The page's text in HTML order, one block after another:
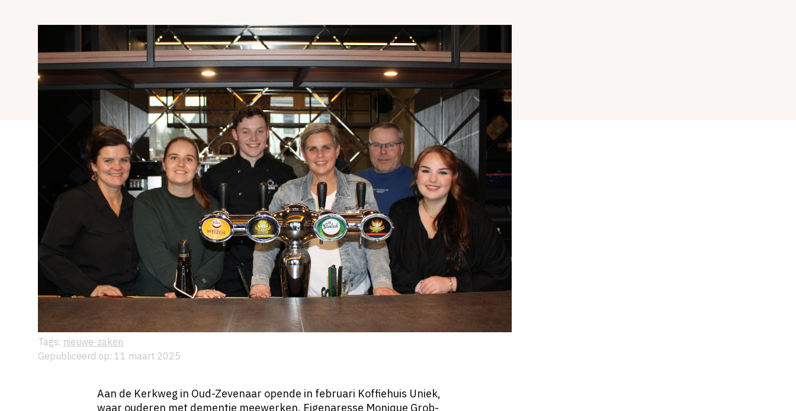
Tags: nieuwe-zaken
Gepubliceerd op: 11 maart 2025
Aan de Kerkweg in Oud-Zevenaar opende in februari Koffiehuis Uniek,
waar ouderen met dementie meewerken. Eigenaresse Monique Grob-